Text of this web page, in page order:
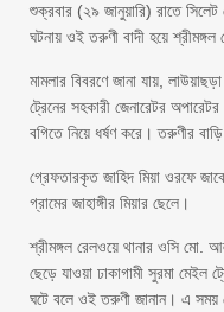
শুক্রবার (২৯ জানুয়ারি) রাতে
ঘটনায় ওই তরুণী বাদী হয়ে
মামলার বিবরণে জানা যায়,
ট্রেনের সহকারী জেনারেটর
বগিতে নিয়ে ধর্ষণ করে। তরুণীর বাড়ি
গ্রেফতারকৃত জাহিদ মিয়া ওরফে
গ্রামের জাহাঙ্গীর মিয়ার ছেলে।
শ্রীমঙ্গল রেলওয়ে থানার ওসি মো.
ছেড়ে যাওয়া ঢাকাগামী সুরমা মেইল
ঘটে বলে ওই তরুণী জানান। এ সময়